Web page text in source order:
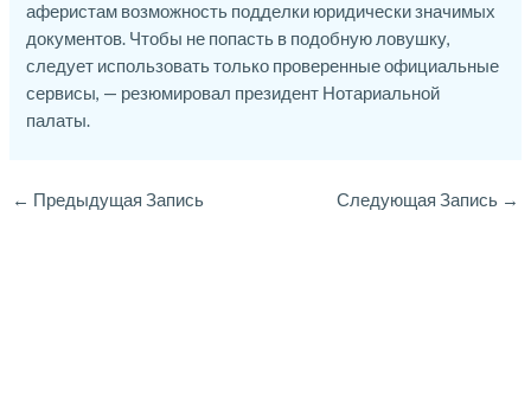
аферистам возможность подделки юридически значимых
документов. Чтобы не попасть в подобную ловушку,
следует использовать только проверенные официальные
сервисы, — резюмировал президент Нотариальной
палаты.
← Предыдущая Запись Следующая Запись →